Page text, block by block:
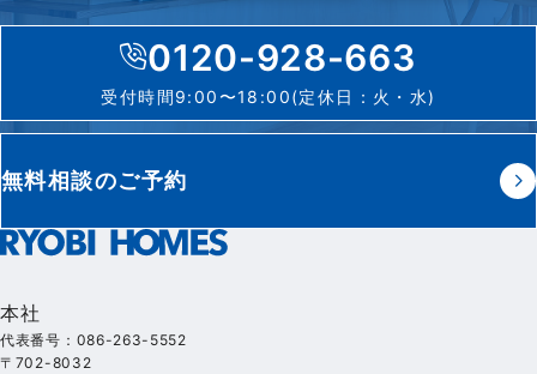
0120-928-663
受付時間9:00〜18:00(定休日：火・水)
無料相談のご予約
本社
代表番号：086-263-5552
〒702-8032